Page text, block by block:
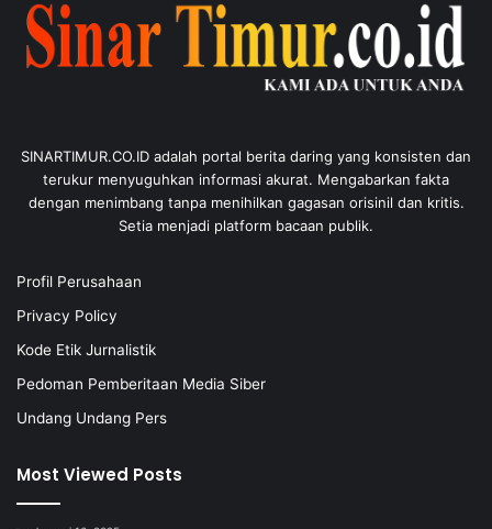
SINARTIMUR.CO.ID adalah portal berita daring yang konsisten dan
terukur menyuguhkan informasi akurat. Mengabarkan fakta
dengan menimbang tanpa menihilkan gagasan orisinil dan kritis.
Setia menjadi platform bacaan publik.
Profil Perusahaan
Privacy Policy
Kode Etik Jurnalistik
Pedoman Pemberitaan Media Siber
Undang Undang Pers
Most Viewed Posts